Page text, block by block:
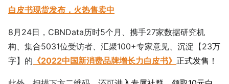
白皮书现货发布，火热售卖中
8月24日，CBNData历时5个月、携手27家数据研究机
构、集合5031位受访者、汇聚100+专家意见、沉淀【23万
字】的 《2022中国新消费品牌增长力白皮书》 正式发售！